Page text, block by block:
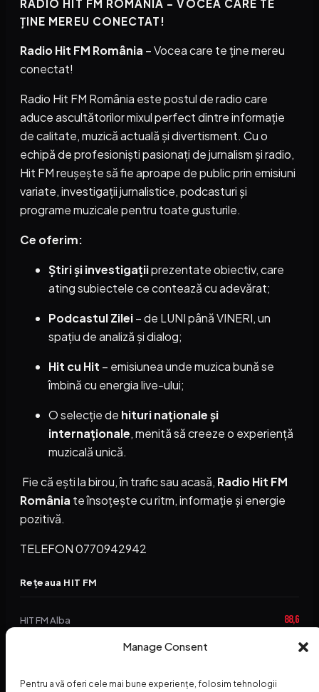
Manage Consent
Pentru a vă oferi cele mai bune experiențe, folosim tehnologii
RADIO HIT FM ROMÂNIA – VOCEA CARE TE
ȚINE MEREU CONECTAT!
Radio Hit FM România – Vocea care te ține mereu
conectat!
Radio Hit FM România este postul de radio care
aduce ascultătorilor mixul perfect dintre informație
de calitate, muzică actuală și divertisment. Cu o
echipă de profesioniști pasionați de jurnalism și radio,
Hit FM reușește să fie aproape de public prin emisiuni
variate, investigații jurnalistice, podcasturi și
programe muzicale pentru toate gusturile.
Ce oferim:
Știri și investigațiiprezentate obiectiv, care
ating subiectele ce contează cu adevărat;
Podcastul Zilei– de LUNI până VINERI, un
spațiu de analiză și dialog;
Hit cu Hit – emisiunea unde muzica bună se
îmbină cu energia live-ului;
O selecție de hituri naționale și
internaționale, menită să creeze o experiență
muzicală unică.
Fie că ești la birou, în trafic sau acasă, Radio Hit FM
România te însoțește cu ritm, informație și energie
pozitivă.
TELEFON 0770942942
Rețeaua HIT FM
HIT FM Alba 88,6
94,2